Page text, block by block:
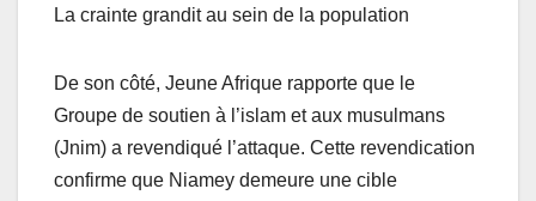
La crainte grandit au sein de la population
De son côté, Jeune Afrique rapporte que le
Groupe de soutien à l’islam et aux musulmans
(Jnim) a revendiqué l’attaque. Cette revendication
confirme que Niamey demeure une cible